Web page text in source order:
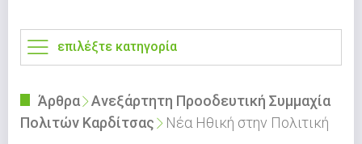
επιλέξτε κατηγορία
Άρθρα
Ανεξάρτητη Προοδευτική Συμμαχία
Πολιτών Καρδίτσας
Νέα Ηθική στην Πολιτική